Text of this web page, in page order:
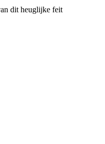
dit heuglijke feit